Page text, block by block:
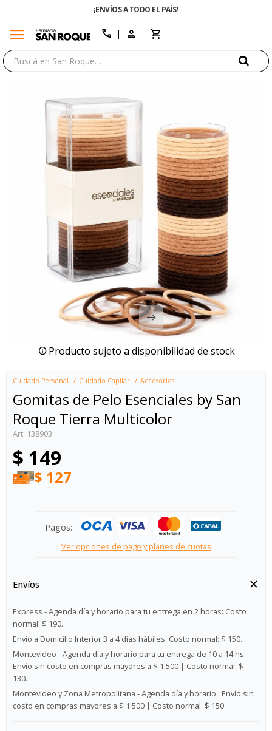
¡ENVÍOS A TODO EL PAÍS!
menu call
Producto sujeto a disponibilidad de stock
Cuidado Personal Cuidado Capilar Accesorios
Gomitas de Pelo Esenciales by San
Roque Tierra Multicolor
138903
$ 149
$ 127
Pagos:
Ver opciones de pago y planes de cuotas
Envíos
Express - Agenda día y horario para tu entrega en 2 horas: Costo
normal: $ 190.
Envío a Domicilio Interior 3 a 4 días hábiles: Costo normal: $ 150.
Montevideo - Agenda día y horario para tu entrega de 10 a 14 hs.:
Envío sin costo en compras mayores a $ 1.500 | Costo normal: $
130.
Montevideo y Zona Metropolitana - Agenda día y horario.: Envío sin
costo en compras mayores a $ 1.500 | Costo normal: $ 150.
close